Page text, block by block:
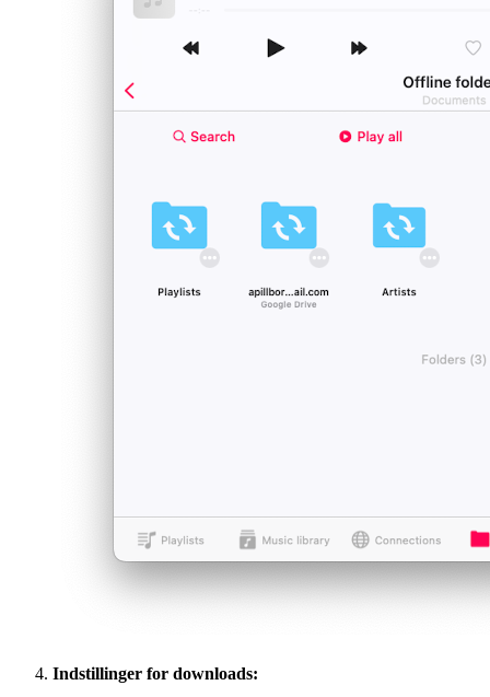
Indstillinger for downloads: